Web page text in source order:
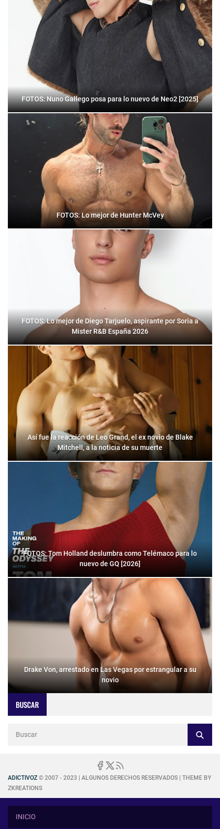
FOTOS: Nuno Gallego posa para lo nuevo de Neo2 [2025]
FOTOS: Lo mejor de Hunter McVey
FOTOS: Lo mejor de Diego Tarjuelo, aspirante por Soria a
Mister R&B España 2026
Así fue la reacción de Leo Grand, el ex novio de Blake
Mitchell, a la noticia de su muerte
FOTOS: Tom Holland deslumbra como Telémaco para lo
nuevo de GQ [2026]
Drake Von, arrestado en Las Vegas por estrangular a su
novio
BUSCAR
ADICTIVOZ © 2007 - 2023 | ALGUNOS DERECHOS RESERVADOS | THEME BY
ZKREATIONS
INICIO